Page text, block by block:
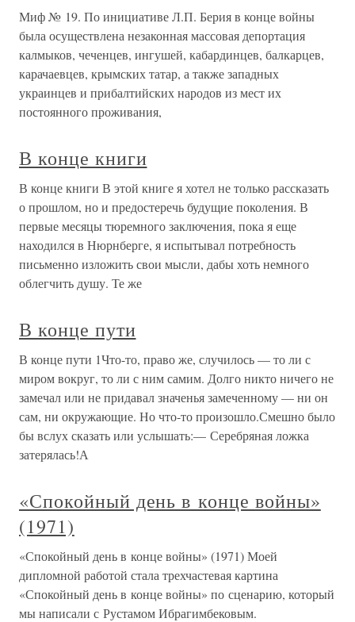
Миф № 19. По инициативе Л.П. Берия в конце войны
была осуществлена незаконная массовая депортация
калмыков, чеченцев, ингушей, кабардинцев, балкарцев,
карачаевцев, крымских татар, а также западных
украинцев и прибалтийских народов из мест их
постоянного проживания,
В конце книги
В конце книги В этой книге я хотел не только рассказать
о прошлом, но и предостеречь будущие поколения. В
первые месяцы тюремного заключения, пока я еще
находился в Нюрнберге, я испытывал потребность
письменно изложить свои мысли, дабы хоть немного
облегчить душу. Те же
В конце пути
В конце пути 1Что-то, право же, случилось — то ли с
миром вокруг, то ли с ним самим. Долго никто ничего не
замечал или не придавал значенья замеченному — ни он
сам, ни окружающие. Но что-то произошло.Смешно было
бы вслух сказать или услышать:— Серебряная ложка
затерялась!А
«Спокойный день в конце войны»
(1971)
«Спокойный день в конце войны» (1971) Моей
дипломной работой стала трехчастевая картина
«Спокойный день в конце войны» по сценарию, который
мы написали с Рустамом Ибрагимбековым.